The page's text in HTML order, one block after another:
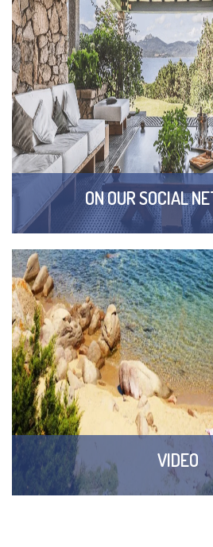
ON OUR SOCIAL
VIDEO